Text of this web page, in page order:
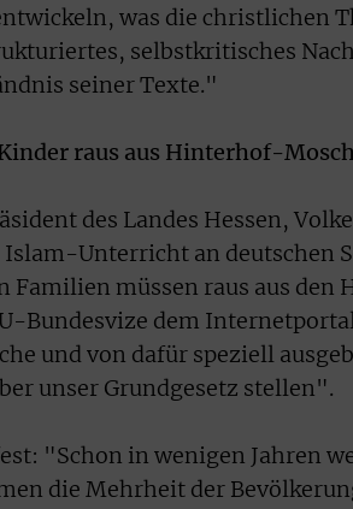
was die christlichen
selbstkritisches
seiner Texte."
raus aus Hinterhof-
des Landes Hessen,
Islam-Unterricht an deutschen
Familien müssen raus aus
Bundesvize dem
und von dafür speziell
unser Grundgesetz stellen".
"Schon in wenigen Jahren
die Mehrheit der